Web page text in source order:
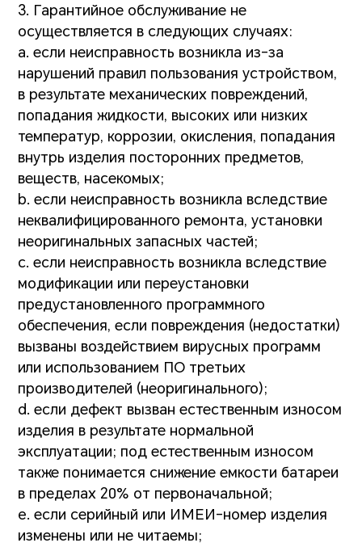
3. Гарантийное обслуживание не
осуществляется в следующих случаях:
a. если неисправность возникла из-за
нарушений правил пользования устройством,
в результате механических повреждений,
попадания жидкости, высоких или низких
температур, коррозии, окисления, попадания
внутрь изделия посторонних предметов,
веществ, насекомых;
b. если неисправность возникла вследствие
неквалифицированного ремонта, установки
неоригинальных запасных частей;
c. если неисправность возникла вследствие
модификации или переустановки
предустановленного программного
обеспечения, если повреждения (недостатки)
вызваны воздействием вирусных программ
или использованием ПО третьих
производителей (неоригинального);
d. если дефект вызван естественным износом
изделия в результате нормальной
эксплуатации; под естественным износом
также понимается снижение емкости батареи
в пределах 20% от первоначальной;
e. если серийный или ИМЕИ-номер изделия
изменены или не читаемы;